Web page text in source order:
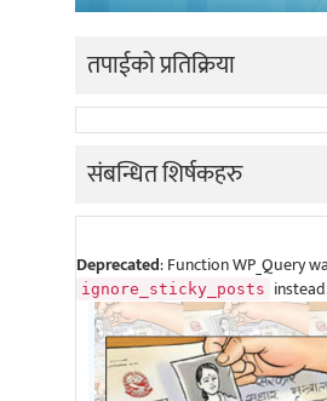
तपाईको प्रतिक्रिया
संबन्धित शिर्षकहरु
Deprecated: Function WP_Query
ignore_sticky_posts